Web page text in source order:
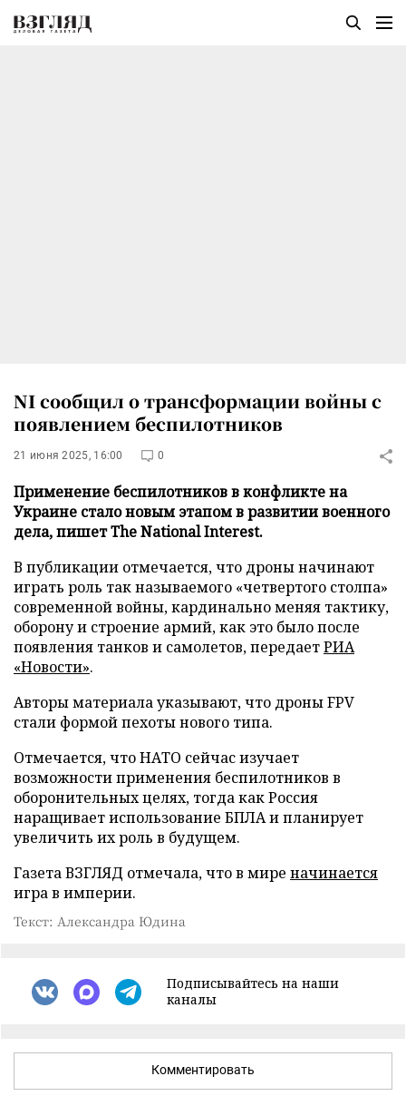
NI сообщил о трансформации войны с
появлением беспилотников
21 июня 2025, 16:00 0
Применение беспилотников в конфликте на
Украине стало новым этапом в развитии военного
дела, пишет The National Interest.
В публикации отмечается, что дроны начинают
играть роль так называемого «четвертого столпа»
современной войны, кардинально меняя тактику,
оборону и строение армий, как это было после
появления танков и самолетов, передаетРИА
«Новости».
Авторы материала указывают, что дроны FPV
стали формой пехоты нового типа.
Отмечается, что НАТО сейчас изучает
возможности применения беспилотников в
оборонительных целях, тогда как Россия
наращивает использование БПЛА и планирует
увеличить их роль в будущем.
Газета ВЗГЛЯД отмечала, что в мире начинается
игра в империи.
Текст: Александра Юдина
Подписывайтесь на наши
каналы
Комментировать